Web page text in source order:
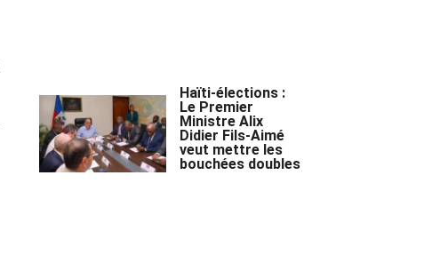
Haïti-élections :
Le Premier
Ministre Alix
Didier Fils-Aimé
veut mettre les
bouchées doubles